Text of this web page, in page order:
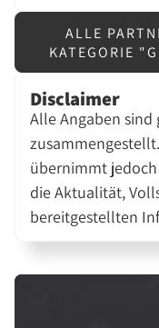
ALLE
KATEGORIE
Disclaimer
Alle Angaben
übernimmt
die Aktualität,
bereitgestellten